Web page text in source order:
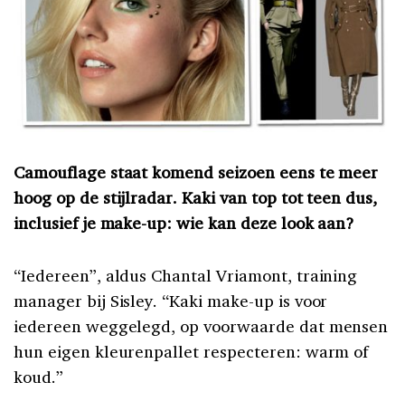
Camouflage staat komend seizoen eens te meer
hoog op de stijlradar. Kaki van top tot teen dus,
inclusief je make-up: wie kan deze look aan?
“Iedereen”, aldus Chantal Vriamont, training
manager bij Sisley. “Kaki make-up is voor
iedereen weggelegd, op voorwaarde dat mensen
hun eigen kleurenpallet respecteren: warm of
koud.”